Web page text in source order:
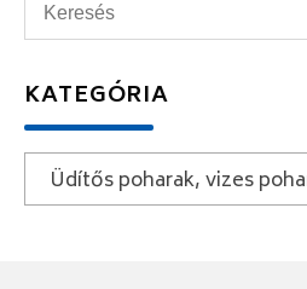
KATEGÓRIA
Üdítős poharak, vizes